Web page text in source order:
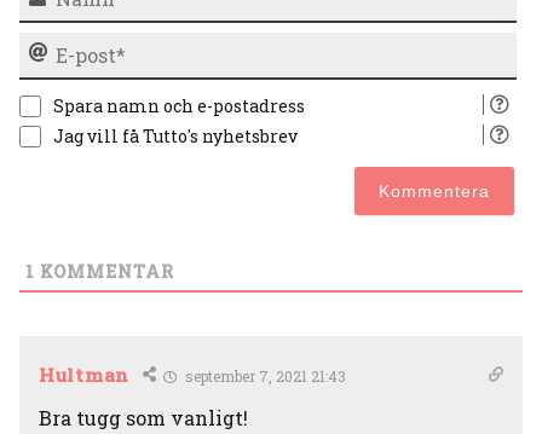
Spara namn och e-postadress
Jag vill få Tutto's nyhetsbrev
1 KOMMENTAR
Hultman september 7, 2021 21:43
Bra tugg som vanligt!